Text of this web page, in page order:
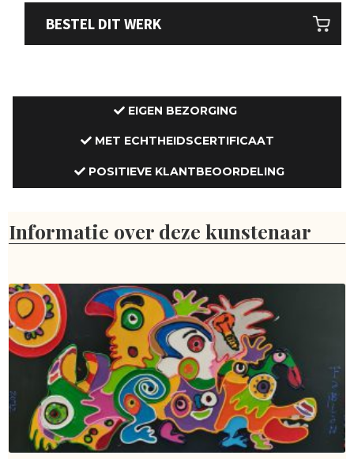
BESTEL DIT WERK
EIGEN BEZORGING
MET ECHTHEIDSCERTIFICAAT
POSITIEVE KLANTBEOORDELING
Informatie over deze kunstenaar